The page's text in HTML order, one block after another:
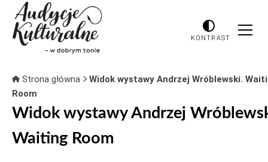
KONTRAST
Strona główna
Widok wystawy Andrzej Wróblewski.
Room
Widok wystawy Andrzej
Waiting Room